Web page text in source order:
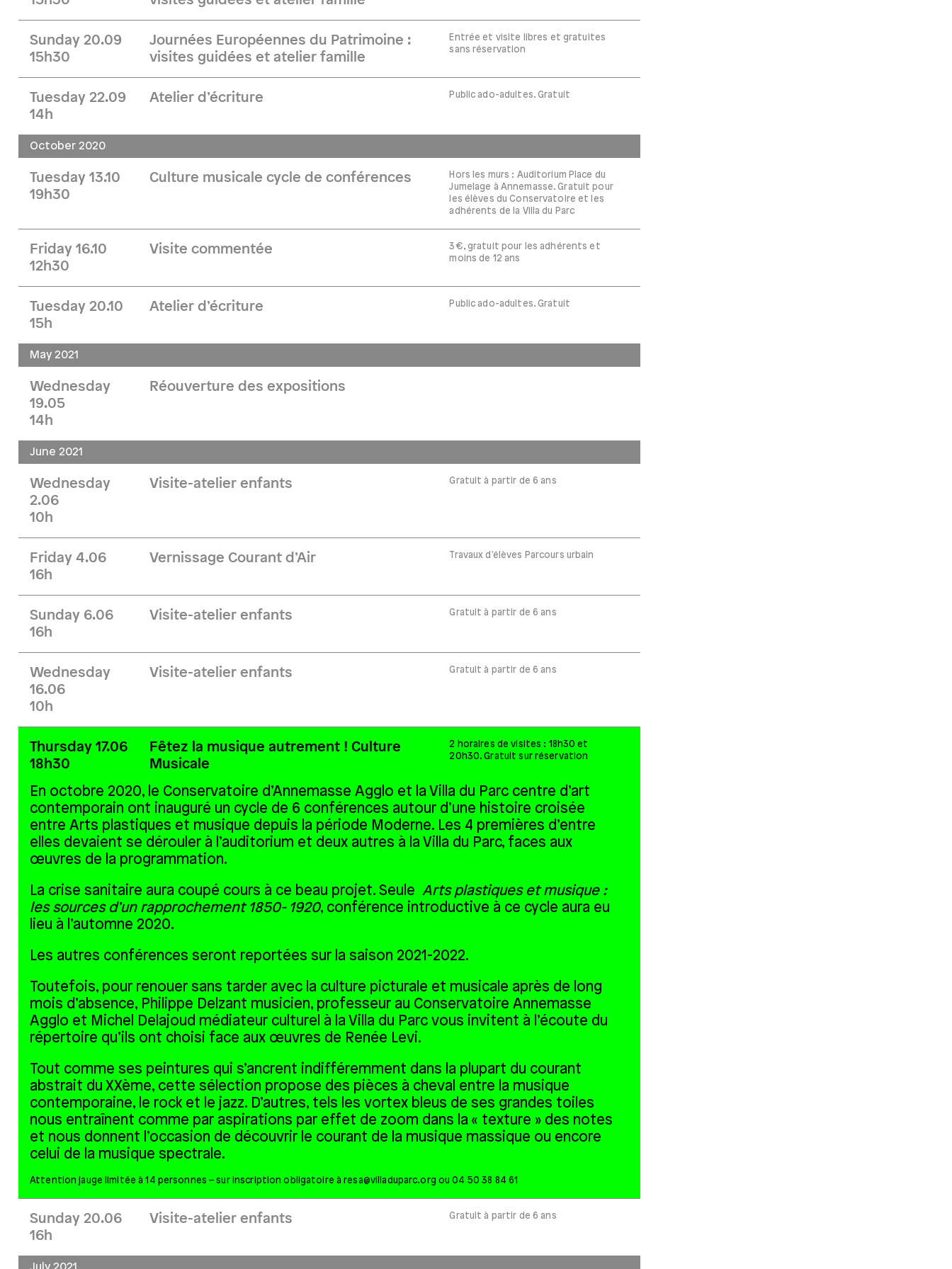
Sunday 20.09
15h30
Journées Européennes du Patrimoine :
visites guidées et atelier famille
Entrée et visite libres et gratuites
sans réservation
Tuesday 22.09
14h
Atelier d’écriture Public ado-adultes. Gratuit
October 2020
Tuesday 13.10
19h30
Culture musicale cycle de conférences
Hors les murs : Auditorium Place du
Jumelage à Annemasse. Gratuit pour
les élèves du Conservatoire et les
adhérents de la Villa du Parc
Friday 16.10
12h30
Visite commentée
3€, gratuit pour les adhérents et
moins de 12 ans
Tuesday 20.10
15h
Atelier d’écriture Public ado-adultes. Gratuit
May 2021
Wednesday
19.05
14h
Réouverture des expositions
June 2021
Wednesday
2.06
10h
Visite-atelier enfants Gratuit à partir de 6 ans
Friday 4.06
16h
Vernissage Courant d’Air Travaux d'élèves Parcours urbain
Sunday 6.06
16h
Visite-atelier enfants Gratuit à partir de 6 ans
Wednesday
16.06
10h
Visite-atelier enfants Gratuit à partir de 6 ans
Thursday 17.06
18h30
Fêtez la musique autrement ! Culture
Musicale
2 horaires de visites : 18h30 et
20h30. Gratuit sur réservation
En octobre 2020, le Conservatoire d’Annemasse Agglo et la Villa du Parc centre d’art
contemporain ont inauguré un cycle de 6 conférences autour d’une histoire croisée
entre Arts plastiques et musique depuis la période Moderne. Les 4 premières d’entre
elles devaient se dérouler à l’auditorium et deux autres à la Villa du Parc, faces aux
œuvres de la programmation.
La crise sanitaire aura coupé cours à ce beau projet. Seule Arts plastiques et musique :
les sources d’un rapprochement 1850- 1920, conférence introductive à ce cycle aura eu
lieu à l’automne 2020.
Les autres conférences seront reportées sur la saison 2021-2022.
Toutefois, pour renouer sans tarder avec la culture picturale et musicale après de long
mois d’absence, Philippe Delzant musicien, professeur au Conservatoire Annemasse
Agglo et Michel Delajoud médiateur culturel à la Villa du Parc vous invitent à l’écoute du
répertoire qu’ils ont choisi face aux œuvres de Renée Levi.
Tout comme ses peintures qui s’ancrent indifféremment dans la plupart du courant
abstrait du XXème, cette sélection propose des pièces à cheval entre la musique
contemporaine, le rock et le jazz. D’autres, tels les vortex bleus de ses grandes toiles
nous entraînent comme par aspirations par effet de zoom dans la « texture » des notes
et nous donnent l’occasion de découvrir le courant de la musique massique ou encore
celui de la musique spectrale.
Attention jauge limitée à 14 personnes – sur inscription obligatoire àresa@villaduparc.org ou 04 50 38 84 61
Sunday 20.06
16h
Visite-atelier enfants Gratuit à partir de 6 ans